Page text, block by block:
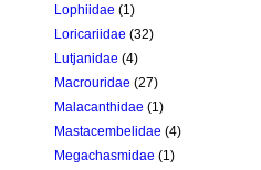
Lophiidae (1)
Loricariidae (32)
Lutjanidae (4)
Macrouridae (27)
Malacanthidae (1)
Mastacembelidae (4)
Megachasmidae (1)